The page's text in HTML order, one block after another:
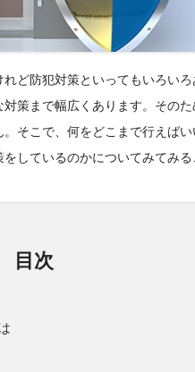
ど防犯対策といってもいろい
策まで幅広くあります。その
そこで、何をどこまで行えば
しているのかについてみてみる
目次